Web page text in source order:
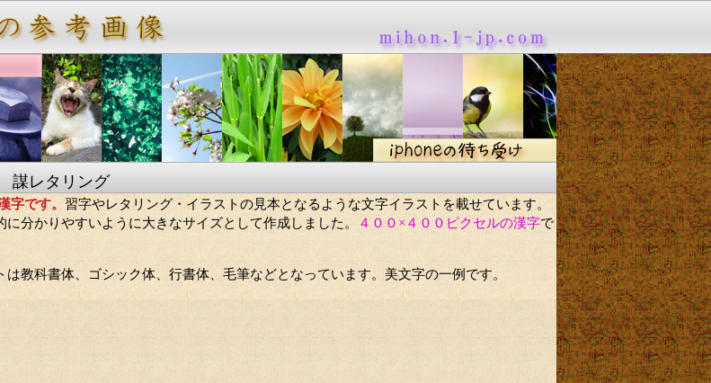
謀レタリング
字です。 習字やレタリング・イラストの見本となるような文字イラストを載せています。
分かりやすいように大きなサイズとして作成しました。
４００×４００ピクセルの漢字で
教科書体、ゴシック体、行書体、毛筆などとなっています。美文字の一例です。